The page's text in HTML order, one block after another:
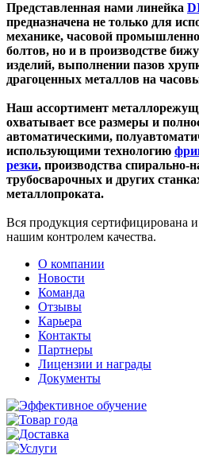
Представленная нами линейка
предназначена не только для
механике, часовой
болтов, но и в производстве
изделий, выполнении пазов
драгоценных металлов на
Наш ассортимент
охватывает все размеры и
автоматическими,
использующими технологию
резки, производства спирально-
трубосварочных и других
металлопроката.
Вся продукция сертифицирована
нашим контролем качества.
О компании
Новости
Команда
Отзывы
Карьера
Контакты
Партнеры
Лицензии и награды
Документы